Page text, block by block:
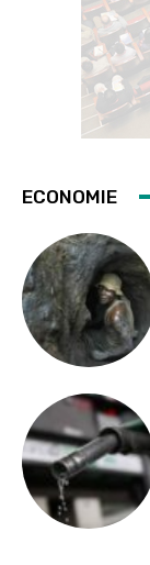
ECONOMIE